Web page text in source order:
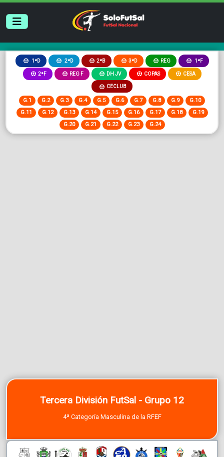
1ªD 2ªD 2ªB 3ªD REG 1ªF
2ªF REG F DH JV COPAS CESA
CECLUB
G.1 G.2 G.3 G.4 G.5 G.6 G.7 G.8 G.9
G.10
G.11
G.12 G.13 G.14 G.15 G.16 G.17 G.18
G.19
G.20
G.21 G.22 G.23 G.24
Tercera División FutSal - Grupo 12
4ª Categoría Masculina de la RFEF